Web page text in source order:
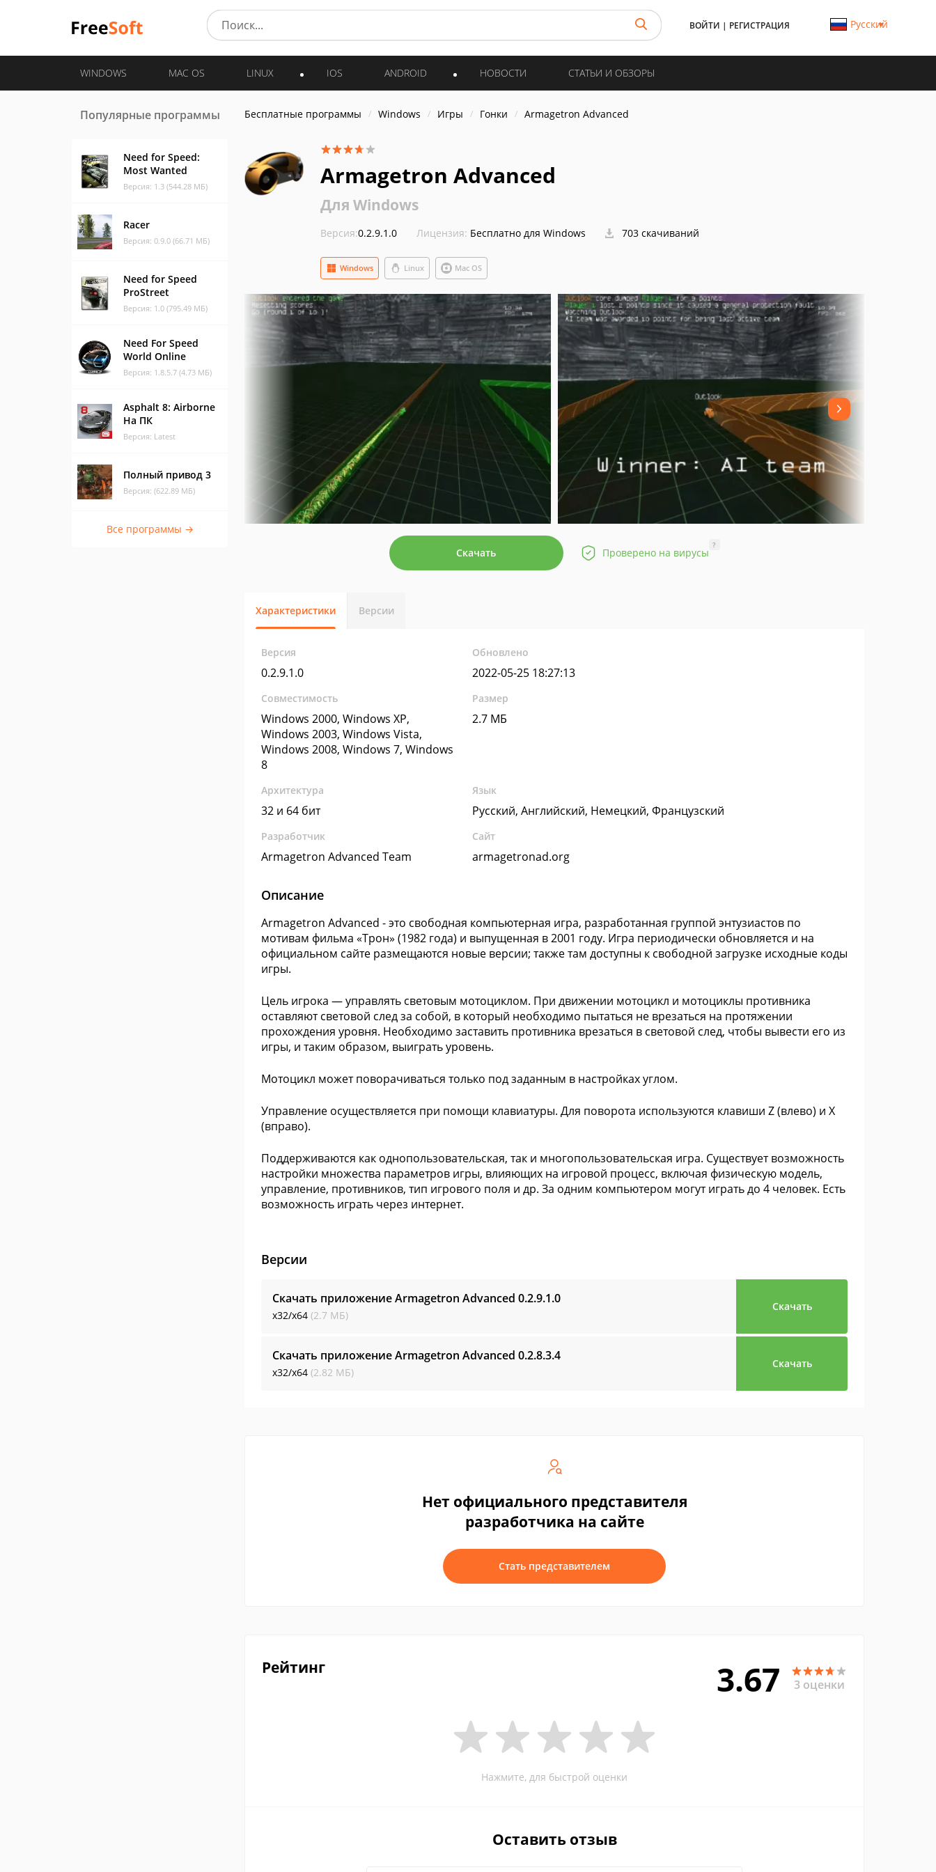
ВОЙТИ | РЕГИСТРАЦИЯ Русский
WINDOWS MAC OS LINUX IOS ANDROID НОВОСТИ СТАТЬИ И ОБЗОРЫ
Популярные программы
Need for Speed:
Most Wanted
Версия: 1.3 (544.28 МБ)
Racer
Версия: 0.9.0 (66.71 МБ)
Need for Speed
ProStreet
Версия: 1.0 (795.49 МБ)
Need For Speed
World Online
Версия: 1.8.5.7 (4.73 МБ)
Asphalt 8: Airborne
На ПК
Версия: Latest
Полный привод 3
Версия: (622.89 МБ)
Все программы →
Бесплатные программы Windows Игры Гонки Armagetron Advanced
Armagetron Advanced
Для Windows
Версия:0.2.9.1.0 Лицензия: Бесплатно для Windows 703 скачиваний
Windows Linux Mac OS
Скачать Проверено на вирусы
?
Характеристики Версии
Версия
0.2.9.1.0
Обновлено
2022-05-25 18:27:13
Совместимость
Windows 2000, Windows XP,
Windows 2003, Windows Vista,
Windows 2008, Windows 7, Windows
8
Размер
2.7 МБ
Архитектура
32 и 64 бит
Язык
Русский, Английский, Немецкий, Французский
Разработчик
Armagetron Advanced Team
Сайт
armagetronad.org
Описание
Armagetron Advanced - это свободная компьютерная игра, разработанная группой энтузиастов по
мотивам фильма «Трон» (1982 года) и выпущенная в 2001 году. Игра периодически обновляется и на
официальном сайте размещаются новые версии; также там доступны к свободной загрузке исходные коды
игры.
Цель игрока — управлять световым мотоциклом. При движении мотоцикл и мотоциклы противника
оставляют световой след за собой, в который необходимо пытаться не врезаться на протяжении
прохождения уровня. Необходимо заставить противника врезаться в световой след, чтобы вывести его из
игры, и таким образом, выиграть уровень.
Мотоцикл может поворачиваться только под заданным в настройках углом.
Управление осуществляется при помощи клавиатуры. Для поворота используются клавиши Z (влево) и X
(вправо).
Поддерживаются как однопользовательская, так и многопользовательская игра. Существует возможность
настройки множества параметров игры, влияющих на игровой процесс, включая физическую модель,
управление, противников, тип игрового поля и др. За одним компьютером могут играть до 4 человек. Есть
возможность играть через интернет.
Версии
Скачать приложение Armagetron Advanced 0.2.9.1.0
x32/x64 (2.7 МБ)
Скачать
Скачать приложение Armagetron Advanced 0.2.8.3.4
x32/x64 (2.82 МБ)
Скачать
Нет официального представителя
разработчика на сайте
Стать представителем
Рейтинг 3.67 3 оценки
Нажмите, для быстрой оценки
Оставить отзыв